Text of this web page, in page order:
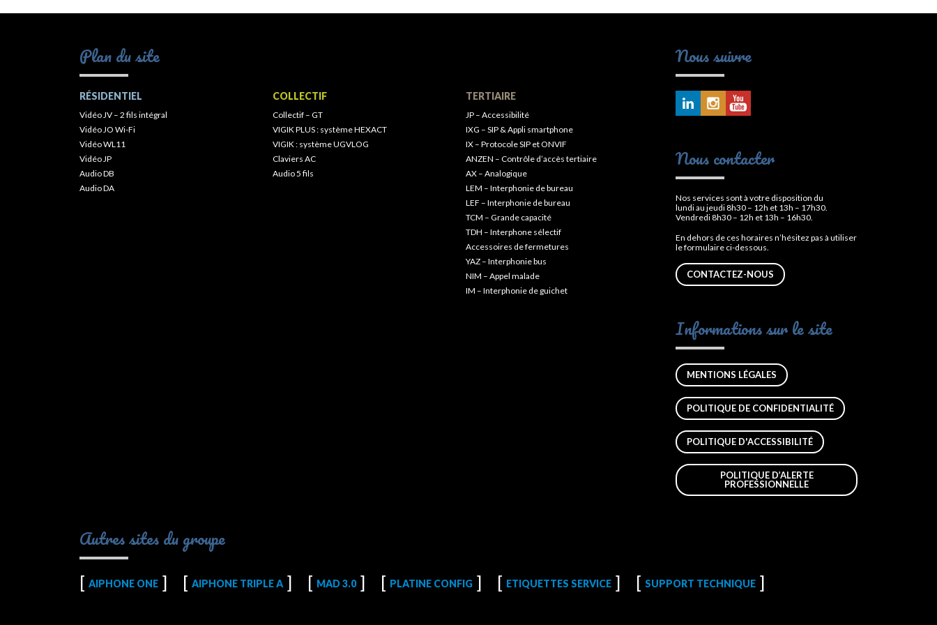
Plan du site
RÉSIDENTIEL
Vidéo JV – 2 fils intégral
Vidéo JO Wi-Fi
Vidéo WL11
Vidéo JP
Audio DB
Audio DA
COLLECTIF
Collectif – GT
VIGIK PLUS : système HEXACT
VIGIK : système UGVLOG
Claviers AC
Audio 5 fils
TERTIAIRE
JP – Accessibilité
IXG – SIP & Appli smartphone
IX – Protocole SIP et ONVIF
ANZEN – Contrôle d’accès tertiaire
AX – Analogique
LEM – Interphonie de bureau
LEF – Interphonie de bureau
TCM – Grande capacité
TDH – Interphone sélectif
Accessoires de fermetures
YAZ – Interphonie bus
NIM – Appel malade
IM – Interphonie de guichet
Nous suivre
Nous contacter
Nos services sont à votre disposition du
lundi au jeudi 8h30 – 12h et 13h – 17h30.
Vendredi 8h30 – 12h et 13h – 16h30.
En dehors de ces horaires n’hésitez pas à utiliser
le formulaire ci-dessous.
CONTACTEZ-NOUS
Informations sur le site
MENTIONS LÉGALES
POLITIQUE DE CONFIDENTIALITÉ
POLITIQUE D'ACCESSIBILITÉ
POLITIQUE D’ALERTE
PROFESSIONNELLE
Autres sites du groupe
AIPHONE ONE AIPHONE TRIPLE A MAD 3.0 PLATINE CONFIG ETIQUETTES SERVICE SUPPORT TECHNIQUE